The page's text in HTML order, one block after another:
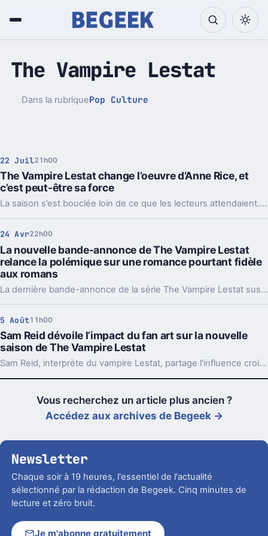
The Vampire Lestat
Dans la rubriquePop Culture
22 Juil21h00
The Vampire Lestat change l’oeuvre d’Anne Rice, et
c’est peut-être sa force
La saison s’est bouclée loin de ce que les lecteurs attendaient. Moins fidèle aux romans, la série d’AMC gagne pourtant une vraie cohérence.
24 Avr22h00
La nouvelle bande-annonce de The Vampire Lestat
relance la polémique sur une romance pourtant fidèle
aux romans
La dernière bande-annonce de la série The Vampire Lestat suscite de vives réactions parmi les fans, en mettant en avant une relation controversée. Cette intrigue, bien qu’alimentant les débats, reste pourtant fidèle au récit original des romans.
5 Août 11h00
Sam Reid dévoile l’impact du fan art sur la nouvelle
saison de The Vampire Lestat
Sam Reid, interprète du vampire Lestat, partage l’influence croissante des œuvres créées par les fans sur la prochaine saison de la série. Cette interaction entre communauté et production façonne désormais certains aspects du scénario et des personnages.
Vous recherchez un article plus ancien ?
Accédez aux archives de Begeek →
Newsletter
Chaque soir à 19 heures, l'essentiel de l'actualité
sélectionné par la rédaction de Begeek. Cinq minutes de
lecture et zéro bruit.
Je m'abonne gratuitement